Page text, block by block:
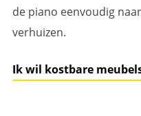
de piano eenvoudig
verhuizen.
Ik wil kostbare